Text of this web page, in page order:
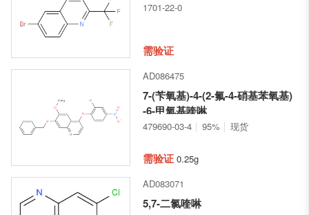
1701-22-0
需验证
AD086475
7-(苄氧基)-4-(2-氟-4-硝基苯氧基)
-6-甲氧基喹啉
479690-03-4 95% 现货
需验证 0.25g
AD083071
5,7-二氯喹啉